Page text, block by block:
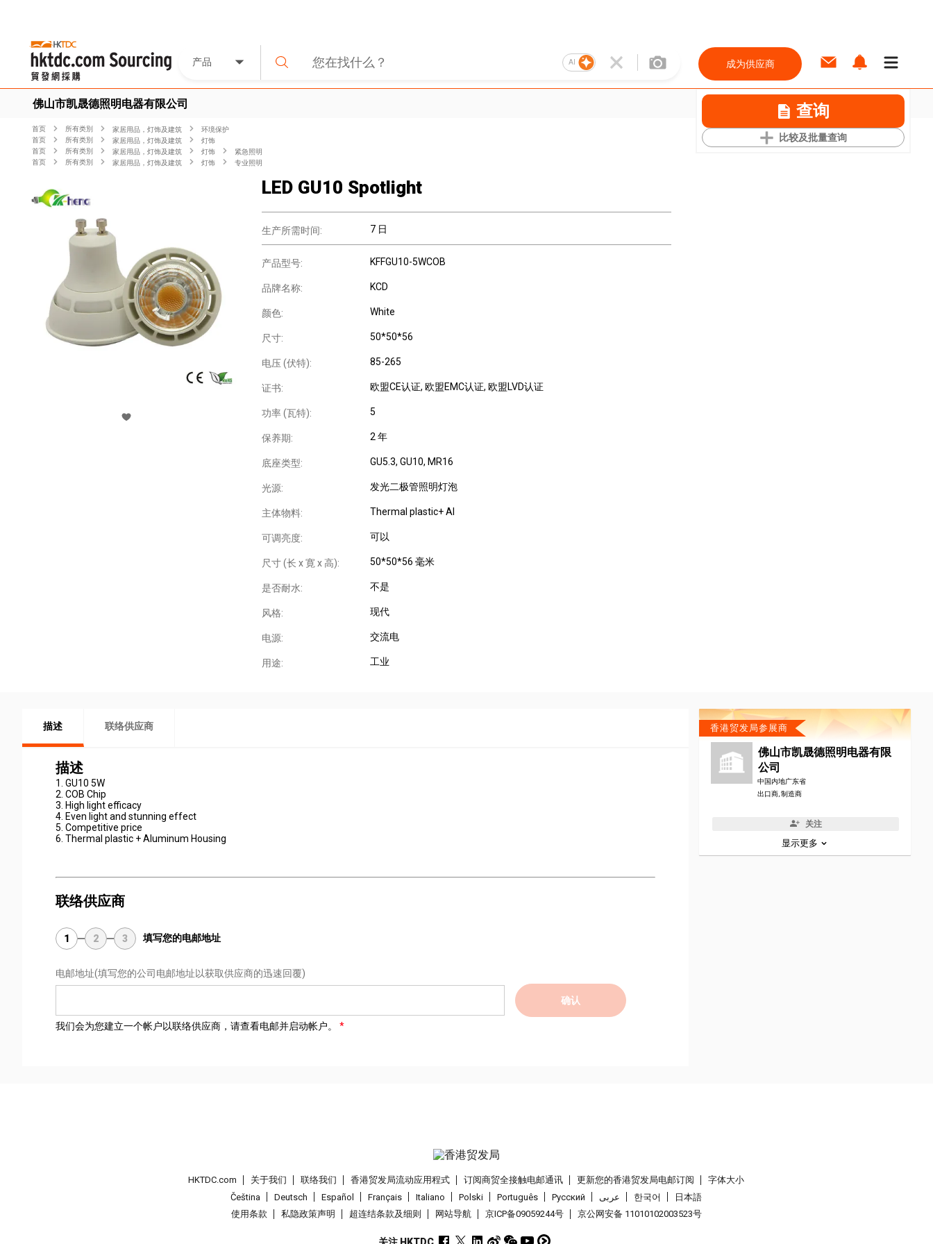
产品 AI 成为供应商
佛山市凯晟德照明电器有限公司 查询
比较及批量查询
首页 所有类別 家居用品，灯饰及建筑
环境保护
首页
所有类別 家居用品，灯饰及建筑
灯饰
首页
所有类別 家居用品，灯饰及建筑 灯饰
紧急照明
首页
所有类別 家居用品，灯饰及建筑 灯饰 专业照明
LED GU10 Spotlight
生产所需时间: 7 日
产品型号: KFFGU10-5WCOB
品牌名称: KCD
颜色: White
尺寸: 50*50*56
电压 (伏特): 85-265
证书: 欧盟CE认证, 欧盟EMC认证, 欧盟LVD认证
功率 (瓦特): 5
保养期: 2 年
底座类型: GU5.3, GU10, MR16
光源: 发光二极管照明灯泡
主体物料: Thermal plastic+ Al
可调亮度: 可以
尺寸 (长 x 寛 x 高): 50*50*56 毫米
是否耐水: 不是
风格: 现代
电源: 交流电
用途: 工业
描述 联络供应商
描述
1. GU10 5W
2. COB Chip
3. High light efficacy
4. Even light and stunning effect
5. Competitive price
6. Thermal plastic + Aluminum Housing
联络供应商
1 2 3 填写您的电邮地址
电邮地址(填写您的公司电邮地址以获取供应商的迅速回覆)
确认
我们会为您建立一个帐户以联络供应商，请查看电邮并启动帐户。
香港贸发局参展商
佛山市凯晟德照明电器有限
公司
中国内地广东省
出口商, 制造商
关注
显示更多
HKTDC.com 关于我们 联络我们 香港贸发局流动应用程式 订阅商贸全接触电邮通讯 更新您的香港贸发局电邮订阅
字体大小
Čeština
Deutsch Español Français Italiano Polski Português Pусский عربى 한국어
日本語
使用条款
私隐政策声明 超连结条款及细则 网站导航 京ICP备09059244号 京公网安备 11010102003523号
关注 HKTDC